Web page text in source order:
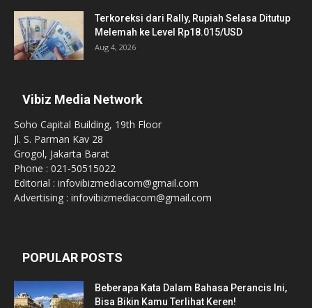
Terkoreksi dari Rally, Rupiah Selasa Ditutup
Melemah ke Level Rp18.015/USD
Aug 4, 2026
Vibiz Media Network
Soho Capital Building, 19th Floor
Jl. S. Parman Kav 28
Grogol, Jakarta Barat
Phone : 021-50515022
Editorial : infovibizmediacom@gmail.com
Advertising : infovibizmediacom@gmail.com
POPULAR POSTS
Beberapa Kata Dalam Bahasa Perancis Ini,
Bisa Bikin Kamu Terlihat Keren!